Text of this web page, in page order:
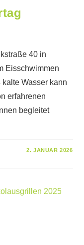
40 in
Eisschwimmen
Wasser kann
erfahrenen
begleitet
2. JANUAR 2026